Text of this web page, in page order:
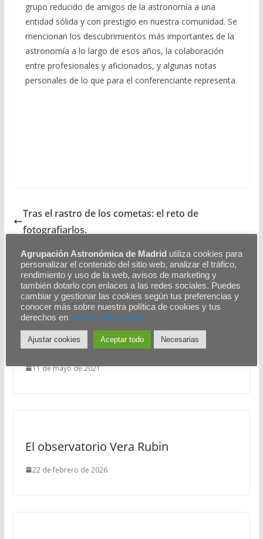
grupo reducido de amigos de la astronomía a una
entidad sólida y con prestigio en nuestra comunidad. Se
mencionan los descubrimientos más importantes de la
astronomía a lo largo de esos años, la colaboración
entre profesionales y aficionados, y algunas notas
personales de lo que para el conferenciante representa.
Tras el rastro de los cometas: el reto de
fotografiarlos.
También te puede gustar
Cálculos básicos de exoplanetas
11 de mayo de 2021
El observatorio Vera Rubin
22 de febrero de 2026
Agrupación Astronómica de Madrid utiliza cookies para
personalizar el contenido del sitio web, analizar el tráfico,
rendimiento y uso de la web, avisos de marketing y
también dotarlo con enlaces a las redes sociales. Puedes
cambiar y gestionar las cookies según tus preferencias y
conocer más sobre nuestra política de cookies y tus
derechos en polítíca de cookies.
Ajustar cookies Aceptar todo Necesarias